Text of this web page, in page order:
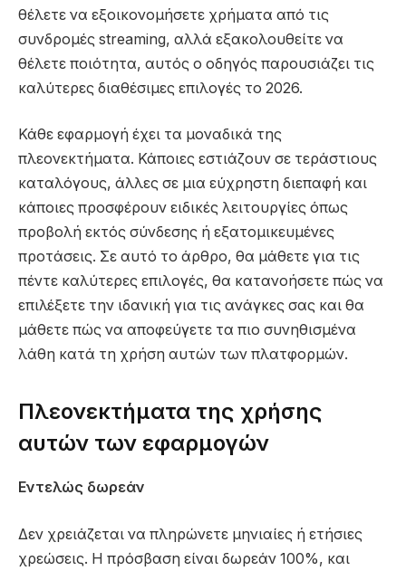
θέλετε να εξοικονομήσετε χρήματα από τις
συνδρομές streaming, αλλά εξακολουθείτε να
θέλετε ποιότητα, αυτός ο οδηγός παρουσιάζει τις
καλύτερες διαθέσιμες επιλογές το 2026.
Κάθε εφαρμογή έχει τα μοναδικά της
πλεονεκτήματα. Κάποιες εστιάζουν σε τεράστιους
καταλόγους, άλλες σε μια εύχρηστη διεπαφή και
κάποιες προσφέρουν ειδικές λειτουργίες όπως
προβολή εκτός σύνδεσης ή εξατομικευμένες
προτάσεις. Σε αυτό το άρθρο, θα μάθετε για τις
πέντε καλύτερες επιλογές, θα κατανοήσετε πώς να
επιλέξετε την ιδανική για τις ανάγκες σας και θα
μάθετε πώς να αποφεύγετε τα πιο συνηθισμένα
λάθη κατά τη χρήση αυτών των πλατφορμών.
Πλεονεκτήματα της χρήσης
αυτών των εφαρμογών
Εντελώς δωρεάν
Δεν χρειάζεται να πληρώνετε μηνιαίες ή ετήσιες
χρεώσεις. Η πρόσβαση είναι δωρεάν 100%, και